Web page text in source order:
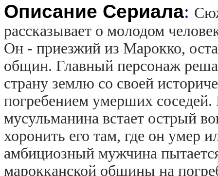
Описание Сериала:
рассказывает о молодом
Он - приезжий из Марокко,
общин. Главный персонаж
страну землю со своей
погребением умерших соседей.
мусульманина встает острый
хоронить его там, где он умер
амбициозный мужчина
марокканской общины на